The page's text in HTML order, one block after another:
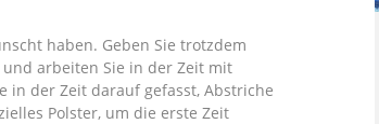
haben. Geben Sie trotzdem
arbeiten Sie in der Zeit mit
in der Zeit darauf gefasst, Abstriche
Polster, um die erste Zeit